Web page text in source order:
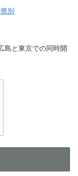
別
島と東京での同時開